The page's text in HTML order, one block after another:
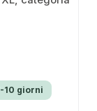
10 giorni